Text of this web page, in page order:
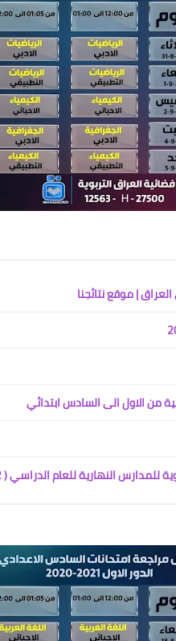
من الاول الى السادس ابتدائي
النهارية للعام الدراسي ( 2022 - 2023 )